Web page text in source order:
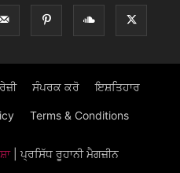
ਸੰਪਰਕ ਕਰੋ ਇਸ਼ਤਿਹਾਰ
Terms & Conditions
| ਪ੍ਰਸਿੱਧ ਰੂਹਾਨੀ ਮੈਗਜ਼ੀਨ